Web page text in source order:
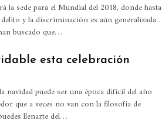
la sede para el Mundial del 2018, donde hasta
y la discriminación es aún generalizada .
buscado que…
esta celebración
navidad puede ser una época difícil del año
que a veces no van con la filosofía de
llenarte del…